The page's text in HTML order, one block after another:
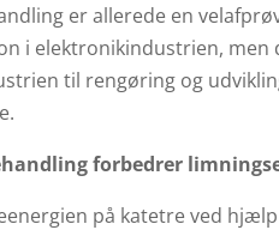
er allerede en
i elektronikindustrien, men
til rengøring og
forbedrer
på katetre ved